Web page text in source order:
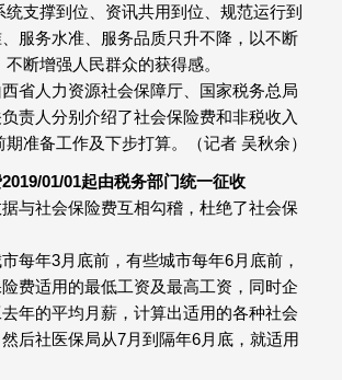
支撑到位、资讯共用到位、规范运行到
服务水准、服务品质只升不降，以不断
断增强人民群众的获得感。
省人力资源社会保障厅、国家税务总局
责人分别介绍了社会保险费和非税收入
准备工作及下步打算。（记者 吴秋余）
01/01起由税务部门统一征收
与社会保险费互相勾稽，杜绝了社会保
每年3月底前，有些城市每年6月底前，
费适用的最低工资及最高工资，同时企
年的平均月薪，计算出适用的各种社会
后社医保局从7月到隔年6月底，就适用